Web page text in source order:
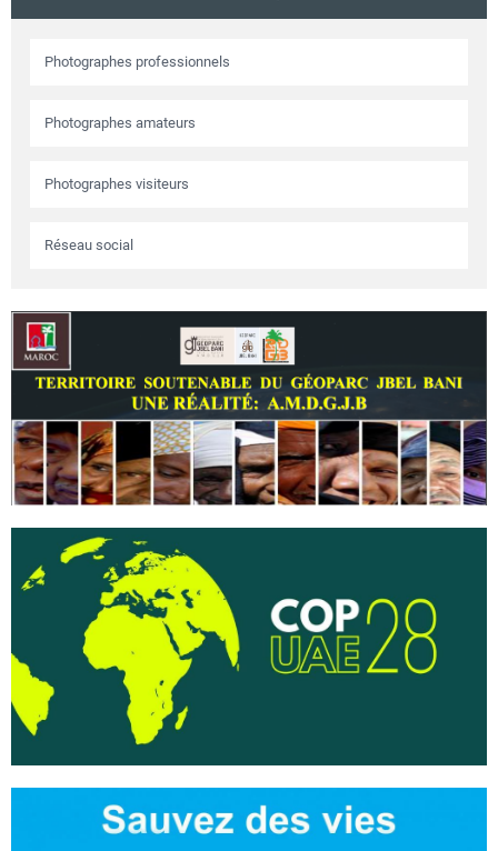
Circuits touristiques
Régions
Evenements
Contact
Photographes professionnels
Photographes amateurs
Photographes visiteurs
Réseau social